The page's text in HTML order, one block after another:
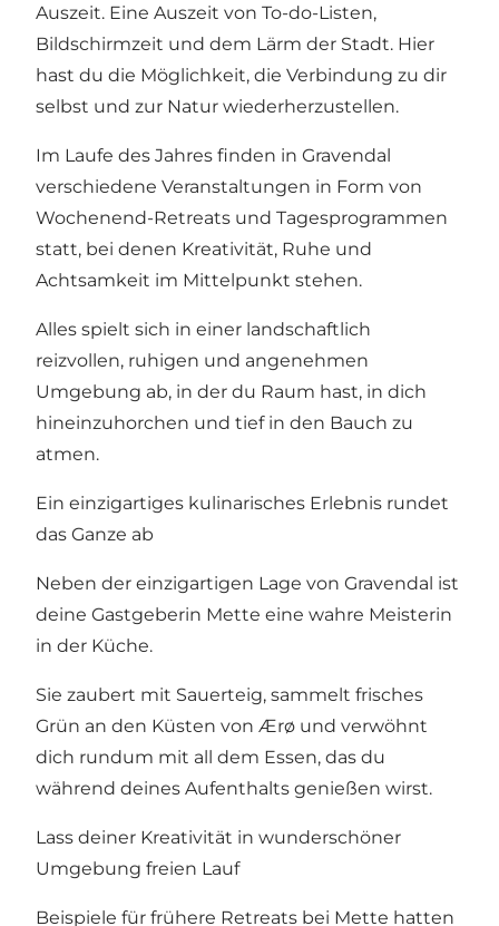
Auszeit. Eine Auszeit von To-do-Listen,
Bildschirmzeit und dem Lärm der Stadt. Hier
hast du die Möglichkeit, die Verbindung zu dir
selbst und zur Natur wiederherzustellen.
Im Laufe des Jahres finden in Gravendal
verschiedene Veranstaltungen in Form von
Wochenend-Retreats und Tagesprogrammen
statt, bei denen Kreativität, Ruhe und
Achtsamkeit im Mittelpunkt stehen.
Alles spielt sich in einer landschaftlich
reizvollen, ruhigen und angenehmen
Umgebung ab, in der du Raum hast, in dich
hineinzuhorchen und tief in den Bauch zu
atmen.
Ein einzigartiges kulinarisches Erlebnis rundet
das Ganze ab
Neben der einzigartigen Lage von Gravendal ist
deine Gastgeberin Mette eine wahre Meisterin
in der Küche.
Sie zaubert mit Sauerteig, sammelt frisches
Grün an den Küsten von Ærø und verwöhnt
dich rundum mit all dem Essen, das du
während deines Aufenthalts genießen wirst.
Lass deiner Kreativität in wunderschöner
Umgebung freien Lauf
Beispiele für frühere Retreats bei Mette hatten